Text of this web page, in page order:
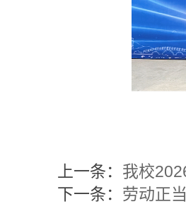
上一条： 我校
下一条： 劳动正